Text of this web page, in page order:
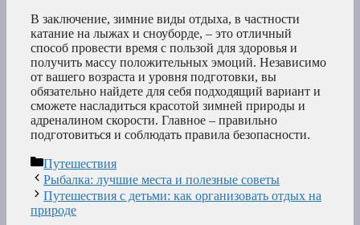
В заключение, зимние виды отдыха, в частности
катание на лыжах и сноуборде, – это отличный
способ провести время с пользой для здоровья и
получить массу положительных эмоций. Независимо
от вашего возраста и уровня подготовки, вы
обязательно найдете для себя подходящий вариант и
сможете насладиться красотой зимней природы и
адреналином скорости. Главное – правильно
подготовиться и соблюдать правила безопасности.
Рубрики
Путешествия
Рыбалка: лучшие места и полезные советы
Путешествия с детьми: как организовать отдых на
природе